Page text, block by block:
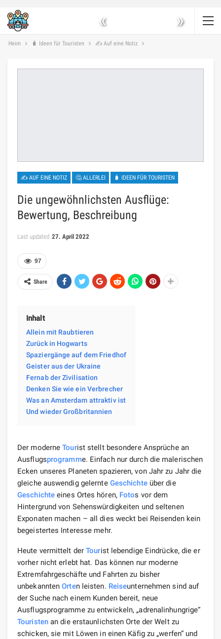
« »
Heim 🧳 Ideen für Touristen ✍ Auf eine Notiz
✍ AUF EINE NOTIZ 🤔 ALLERLEI 🧳 IDEEN FÜR TOURISTEN
Die ungewöhnlichsten Ausflüge:
Bewertung, Beschreibung
Last updated 27. April 2022
97
Share
Inhalt
Allein mit Raubtieren
Zurück in Hogwarts
Spaziergänge auf dem Friedhof
Geister aus der Ukraine
Fernab der Zivilisation
Denken Sie wie ein Verbrecher
Was an Amsterdam attraktiv ist
Und wieder Großbritannien
Der moderneTourist stellt besondere Ansprüche an
Ausflugsprogramme. Einfach nur durch die malerischen
Ecken unseres Planeten spazieren, von Jahr zu Jahr die
gleiche auswendig gelernte Geschichteüber die
Geschichte eines Ortes hören, Fotos vor dem
Hintergrund von Sehenswürdigkeiten und seltenen
Exponaten machen – all dies weckt bei Reisenden kein
begeistertes Interesse mehr.
Heute vermittelt derTourist lebendige Eindrücke, die er
vorher nicht erlebt hat. Das können nur moderne
Extremfahrgeschäfte und Fahrten zu bisher
unbekanntenOrten leisten. Reiseunternehmen sind auf
der Suche nach einem Kunden bereit, neue
Ausflugsprogramme zu entwickeln, „adrenalinhungrige“
Touristenan die erstaunlichsten Orte der Welt zu
schicken, sie mit Löwen in einen Käfig zu „werfen“ und